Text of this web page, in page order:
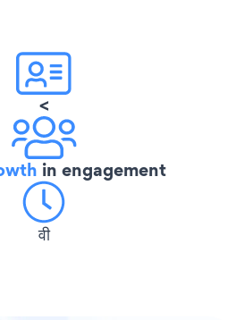
<
in engagement
वी